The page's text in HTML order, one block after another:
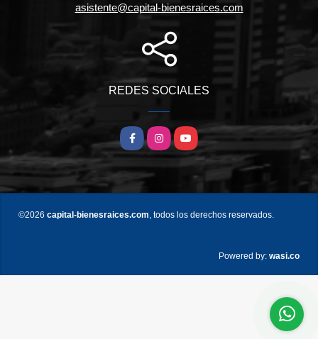
asistente@capital-bienesraices.com
REDES SOCIALES
FacebookInstagramYouTube
©2026 capital-bienesraices.com , todos los derechos reservados.
Powered by: wasi.co